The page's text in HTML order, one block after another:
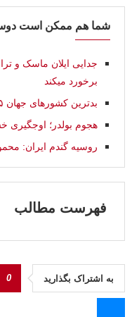
شما هم ممکن است
جدایی ایلان ماسک و
برخورد میکند
بدترین کشورهای جهان ۲۰۲۵؛ زیر بار سرکوب، فقر و جنگ
هجوم بولدر؛
روسیه گندم ایران:
فهرست مطالب
به اشتراک بگذارید 0